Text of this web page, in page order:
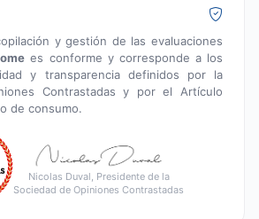
y gestión de las evaluaciones
es conforme y corresponde a los
y transparencia definidos por la
Contrastadas y por el Artículo
de consumo.
Nicolas Duval, Presidente de la
Sociedad de Opiniones Contrastadas